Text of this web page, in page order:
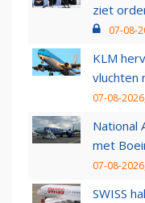
ziet
07-08-
KLM
vluchten
07-08-
National
met
07-08-
SWISS